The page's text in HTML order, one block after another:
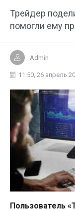
Трейдер
помогли ему
Admin
11:50, 26 апрель
Пользователь